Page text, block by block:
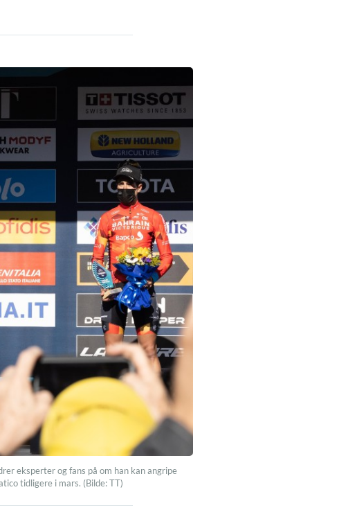
eksperter og fans på om han kan angripe
tidligere i mars. (Bilde: TT)